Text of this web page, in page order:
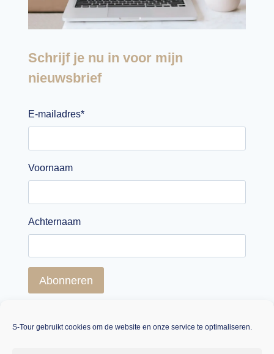
S-Tour gebruikt cookies om de website en onze service te optimaliseren.
Schrijf je nu in voor mijn
nieuwsbrief
E-mailadres*
Voornaam
Achternaam
Abonneren